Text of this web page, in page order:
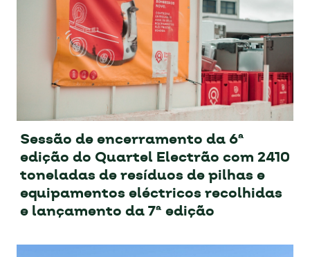
Sessão de encerramento da 6ª
edição do Quartel Electrão com 2410
toneladas de resíduos de pilhas e
equipamentos eléctricos recolhidas
e lançamento da 7ª edição